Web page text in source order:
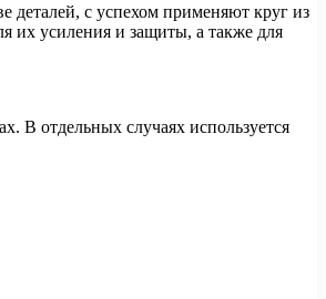
деталей, с успехом применяют круг из
их усиления и защиты, а также для
В отдельных случаях используется